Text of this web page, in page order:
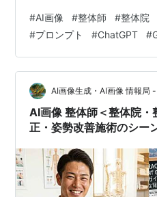
をテーマにしたAI画像の活用
しみやすさと確かな安心感を
は、院全体のイメージアッ
において非常に効果的です
などのAI画像生成ツールを
#AI画像 #整体師 #整体院
#プロンプト #ChatGPT #
AI画像生成・AI画像 情報局 -
AI画像 整体師＜整体院
正・姿勢改善施術のシー